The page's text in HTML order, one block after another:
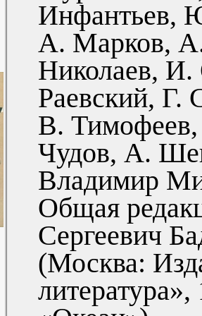
Михаил
делу
МЕЖДУ
Николай
(332).
Георгий
брызги
М.
(60).
Н.
(Стихи)
В.
законы.
Ю.
Сейбл.
Г. Серго.
(125).
В.
Инфантьев,
А. Марков,
Николаев,
Раевский, Г.
В.
Чудов, А.
Владимир
Общая
Сергеевич
(Москва: